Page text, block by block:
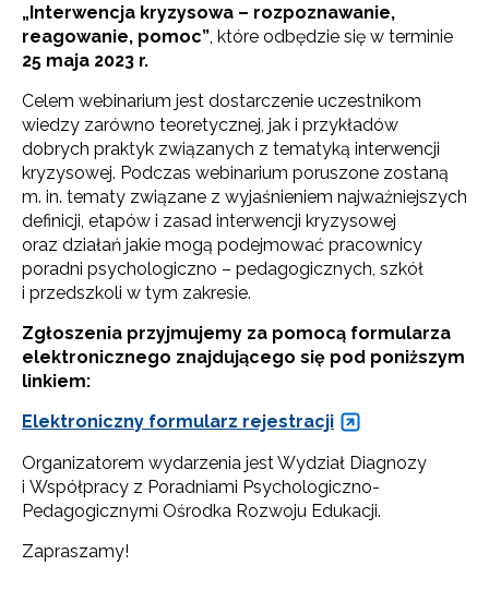
„Interwencja kryzysowa – rozpoznawanie,
reagowanie, pomoc”, które odbędzie się w terminie
25 maja 2023 r.
Celem webinarium jest dostarczenie uczestnikom
wiedzy zarówno teoretycznej, jak i przykładów
dobrych praktyk związanych z tematyką interwencji
kryzysowej. Podczas webinarium poruszone zostaną
m. in. tematy związane z wyjaśnieniem najważniejszych
definicji, etapów i zasad interwencji kryzysowej
oraz działań jakie mogą podejmować pracownicy
poradni psychologiczno – pedagogicznych, szkół
i przedszkoli w tym zakresie.
Zgłoszenia przyjmujemy za pomocą formularza
elektronicznego znajdującego się pod poniższym
linkiem:
Elektroniczny formularz rejestracji
Organizatorem wydarzenia jest Wydział Diagnozy
i Współpracy z Poradniami Psychologiczno-
Pedagogicznymi Ośrodka Rozwoju Edukacji.
Zapraszamy!